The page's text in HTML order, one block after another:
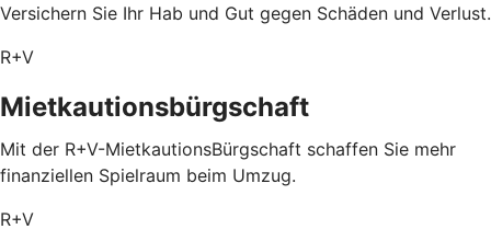
Versichern Sie Ihr Hab und Gut gegen Schäden und Verlust.
R+V
Mietkautionsbürgschaft
Mit der R+V-MietkautionsBürgschaft schaffen Sie mehr
finanziellen Spielraum beim Umzug.
R+V